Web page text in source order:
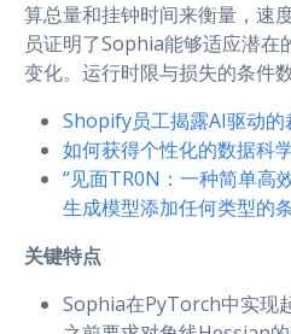
算总量和挂钟时间来衡量，速
员证明了Sophia能够适应潜在
变化。运行时限与损失的条件数
Shopify员工揭露AI驱动
如何获得个性化的数据科
“见面TR0N：一种简单高
生成模型添加任何类型的
关键特点
Sophia在PyTorch中实现